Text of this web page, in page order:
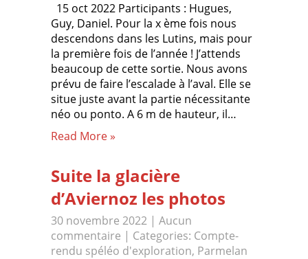
15 oct 2022 Participants : Hugues,
Guy, Daniel. Pour la x ème fois nous
descendons dans les Lutins, mais pour
la première fois de l’année ! J’attends
beaucoup de cette sortie. Nous avons
prévu de faire l’escalade à l’aval. Elle se
situe juste avant la partie nécessitante
néo ou ponto. A 6 m de hauteur, il…
Read More »
Suite la glacière
d’Aviernoz les photos
30 novembre 2022 | Aucun
commentaire | Categories: Compte-
rendu spéléo d'exploration, Parmelan